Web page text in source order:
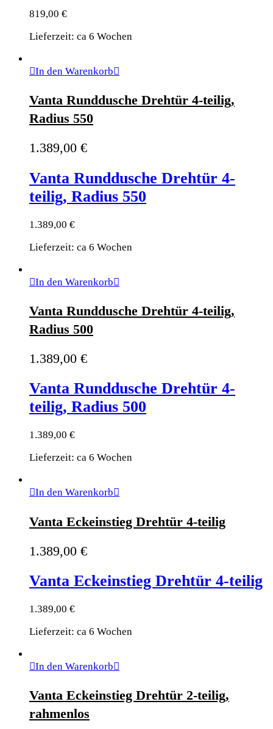
819,00 €
Lieferzeit: ca 6 Wochen
In den Warenkorb
Vanta Runddusche Drehtür 4-teilig,
Radius 550
1.389,00 €
Vanta Runddusche Drehtür 4-
teilig, Radius 550
1.389,00 €
Lieferzeit: ca 6 Wochen
In den Warenkorb
Vanta Runddusche Drehtür 4-teilig,
Radius 500
1.389,00 €
Vanta Runddusche Drehtür 4-
teilig, Radius 500
1.389,00 €
Lieferzeit: ca 6 Wochen
In den Warenkorb
Vanta Eckeinstieg Drehtür 4-teilig
1.389,00 €
Vanta Eckeinstieg Drehtür 4-teilig
1.389,00 €
Lieferzeit: ca 6 Wochen
In den Warenkorb
Vanta Eckeinstieg Drehtür 2-teilig,
rahmenlos